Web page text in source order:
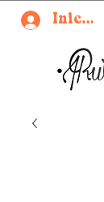
Iniciar